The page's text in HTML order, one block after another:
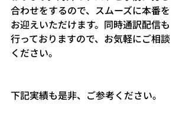
合わせをするので、スムーズに本番を
お迎えいただけます。同時通訳配信も
行っておりますので、お気軽にご相談
ください。
下記実績も是非、ご参考ください。